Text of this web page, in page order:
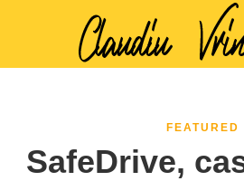
FEATURED
SafeDrive,